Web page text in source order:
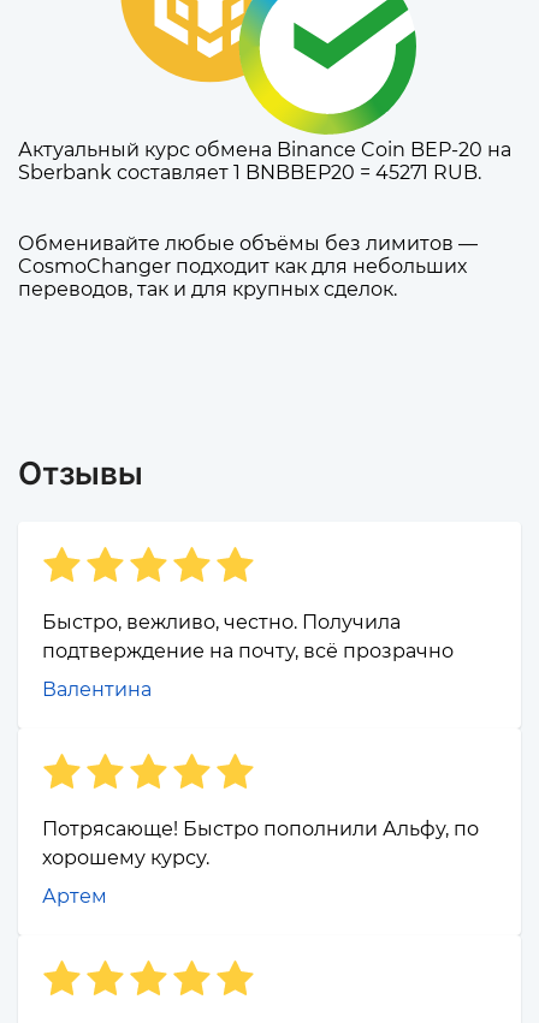
Актуальный курс обмена Binance Coin BEP-20 на
Sberbank составляет 1 BNBBEP20 = 45271 RUB.
Обменивайте любые объёмы без лимитов —
CosmoChanger подходит как для небольших
переводов, так и для крупных сделок.
Отзывы
Быстро, вежливо, честно. Получила
подтверждение на почту, всё прозрачно
Валентина
Потрясающе! Быстро пополнили Альфу, по
хорошему курсу.
Артем